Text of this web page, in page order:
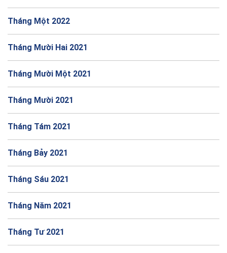
Tháng Một 2022
Tháng Mười Hai 2021
Tháng Mười Một 2021
Tháng Mười 2021
Tháng Tám 2021
Tháng Bảy 2021
Tháng Sáu 2021
Tháng Năm 2021
Tháng Tư 2021